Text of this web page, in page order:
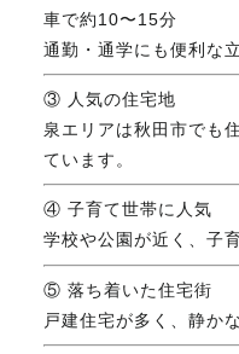
車で約10〜15分
通勤・通学にも便利な
③ 人気の住宅地
泉エリアは秋田市でも
ています。
④ 子育て世帯に人気
学校や公園が近く、子
⑤ 落ち着いた住宅街
戸建住宅が多く、静か